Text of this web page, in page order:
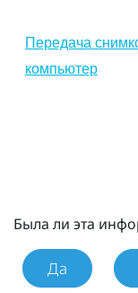
Передача
компьютер
Была ли эта
Да